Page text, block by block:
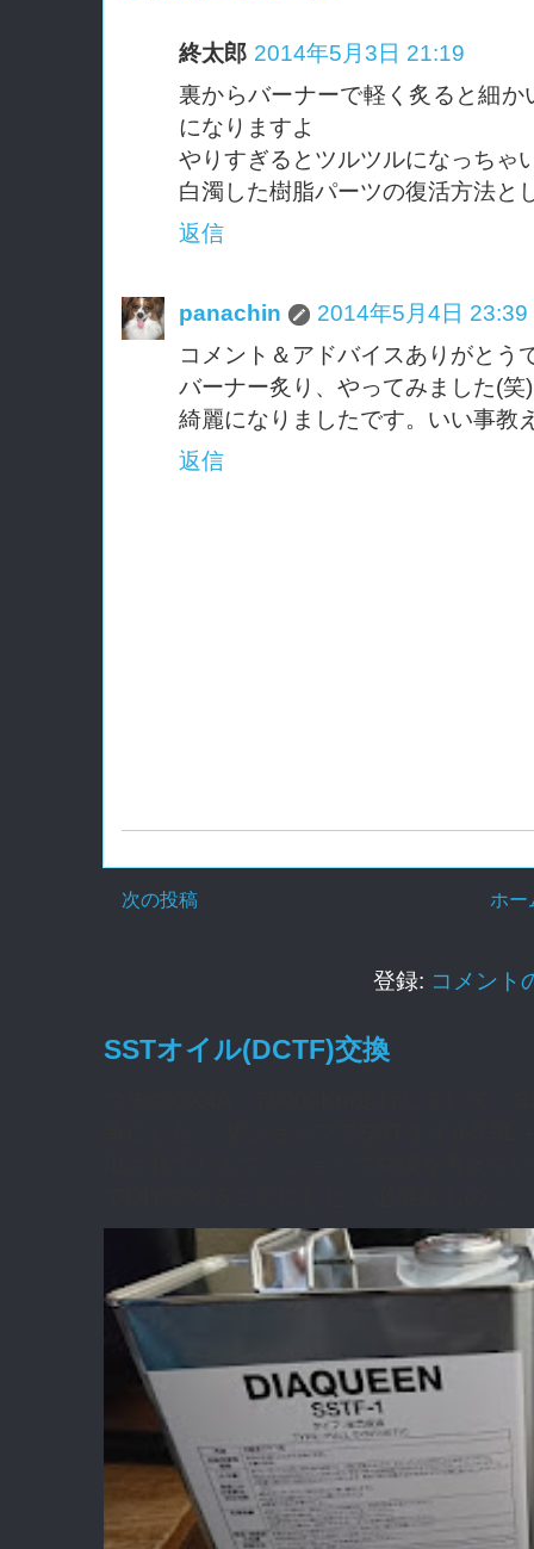
終太郎 2014年5月3日 21:19
裏からバーナーで軽く炙ると細
になりますよ
やりすぎるとツルツルになっちゃ
白濁した樹脂パーツの復活方法と
返信
panachin
2014年5月4日 23:39
コメント＆アドバイスありがとう
バーナー炙り、やってみました(笑)
綺麗になりましたです。いい事教
返信
次の投稿 ホー
登録: コメント
SSTオイル(DCTF)交換